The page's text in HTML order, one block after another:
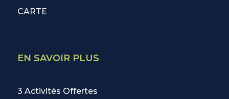
CARTE
EN SAVOIR PLUS
3 Activités Offertes